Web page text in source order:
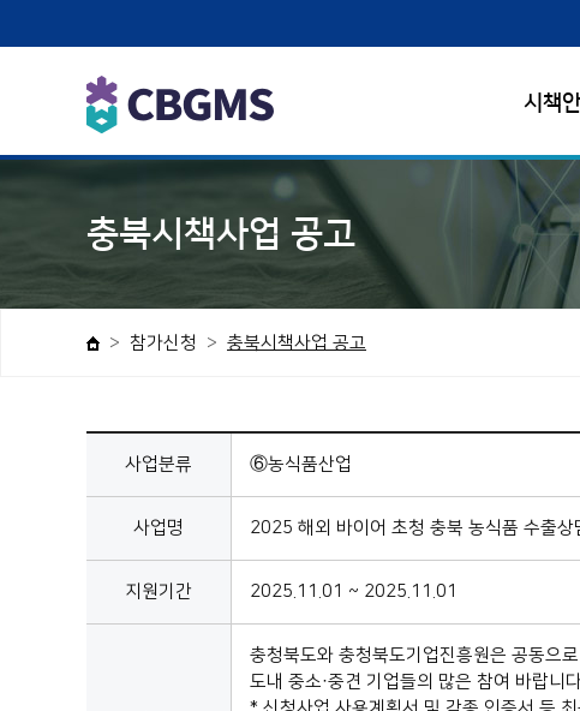
시책
충북시책사업 공고
참가신청 충북시책사업 공고
사업분류 ⑥농식품산업
사업명 2025 해외 바이어 초청 충북 농식품 수출상
지원기간 2025.11.01 ~ 2025.11.01
충청북도와 충청북도기업진흥원은 공동으
도내 중소·중견 기업들의 많은 참여 바랍니